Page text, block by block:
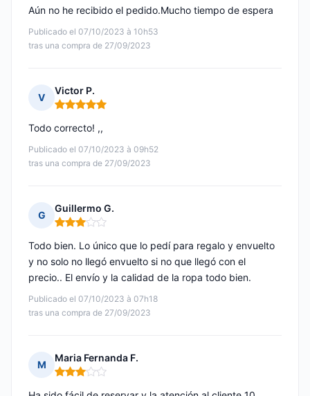
Publicado el 07/10/2023 à 10h53
tras una compra de 27/09/2023
Aún no he recibido el pedido.Mucho tiempo de espera
V
Victor P.
Nota: 5 de 5
Publicado el 07/10/2023 à 09h52
tras una compra de 27/09/2023
Todo correcto! ,,
G
Guillermo G.
Nota: 3 de 5
Publicado el 07/10/2023 à 07h18
tras una compra de 27/09/2023
Todo bien. Lo único que lo pedí para regalo y envuelto
y no solo no llegó envuelto si no que llegó con el
precio.. El envío y la calidad de la ropa todo bien.
M
Maria Fernanda F.
Nota: 3 de 5